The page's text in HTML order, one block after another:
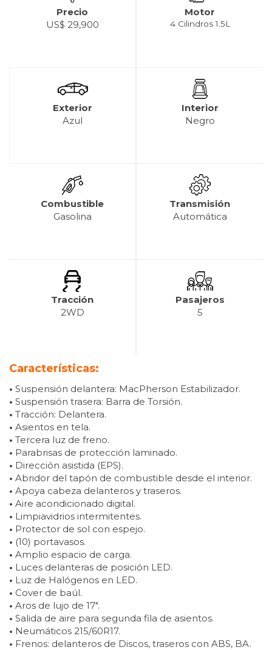
Precio
US$ 29,900
Motor
4 Cilindros 1.5L
Exterior
Azul
Interior
Negro
Combustible
Gasolina
Transmisión
Automática
Tracción
2WD
Pasajeros
5
Características:
• Suspensión delantera: MacPherson Estabilizador.
• Suspensión trasera: Barra de Torsión.
• Tracción: Delantera.
• Asientos en tela.
• Tercera luz de freno.
• Parabrisas de protección laminado.
• Dirección asistida (EPS).
• Abridor del tapón de combustible desde el interior.
• Apoya cabeza delanteros y traseros.
• Aire acondicionado digital.
• Limpiavidrios intermitentes.
• Protector de sol con espejo.
• (10) portavasos.
• Amplio espacio de carga.
• Luces delanteras de posición LED.
• Luz de Halógenos en LED.
• Cover de baúl.
• Aros de lujo de 17″.
• Salida de aire para segunda fila de asientos.
• Neumáticos 215/60R17.
• Frenos: delanteros de Discos, traseros con ABS, BA.